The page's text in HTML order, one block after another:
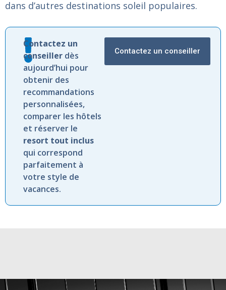
Riu Ventura
Playa del Carmen
Riu Yucatan